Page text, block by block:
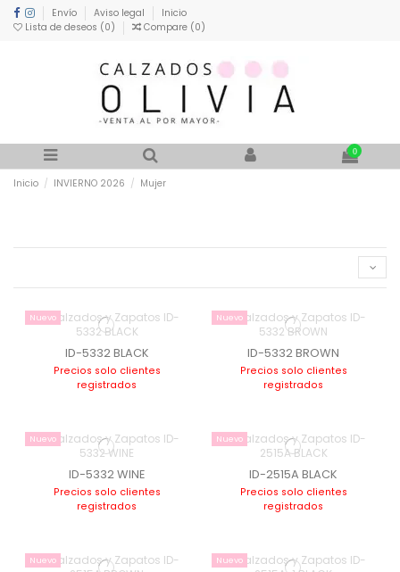
Envío Aviso legal
Inicio
Lista de deseos (0) Compare (0)
0
Inicio INVIERNO 2026 Mujer
Nuevo
ID-5332 BLACK
Precios solo clientes
registrados
Nuevo
ID-5332 BROWN
Precios solo clientes
registrados
Nuevo
ID-5332 WINE
Precios solo clientes
registrados
Nuevo
ID-2515A BLACK
Precios solo clientes
registrados
Nuevo Nuevo